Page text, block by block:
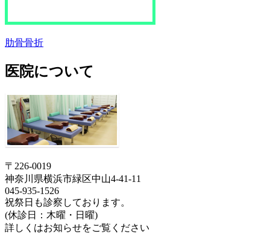
肋骨骨折
医院について
〒226-0019
神奈川県横浜市緑区中山4-41-11
045-935-1526
祝祭日も診察しております。
(休診日：木曜・日曜)
詳しくはお知らせをご覧ください